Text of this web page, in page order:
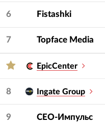
6 Fistashki
7 Topface Media
EpicCenter
8 Ingate Group
9 СЕО-Импульс